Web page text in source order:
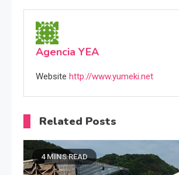
Agencia YEA
Website http://www.yumeki.net
Related Posts
4 MINS READ